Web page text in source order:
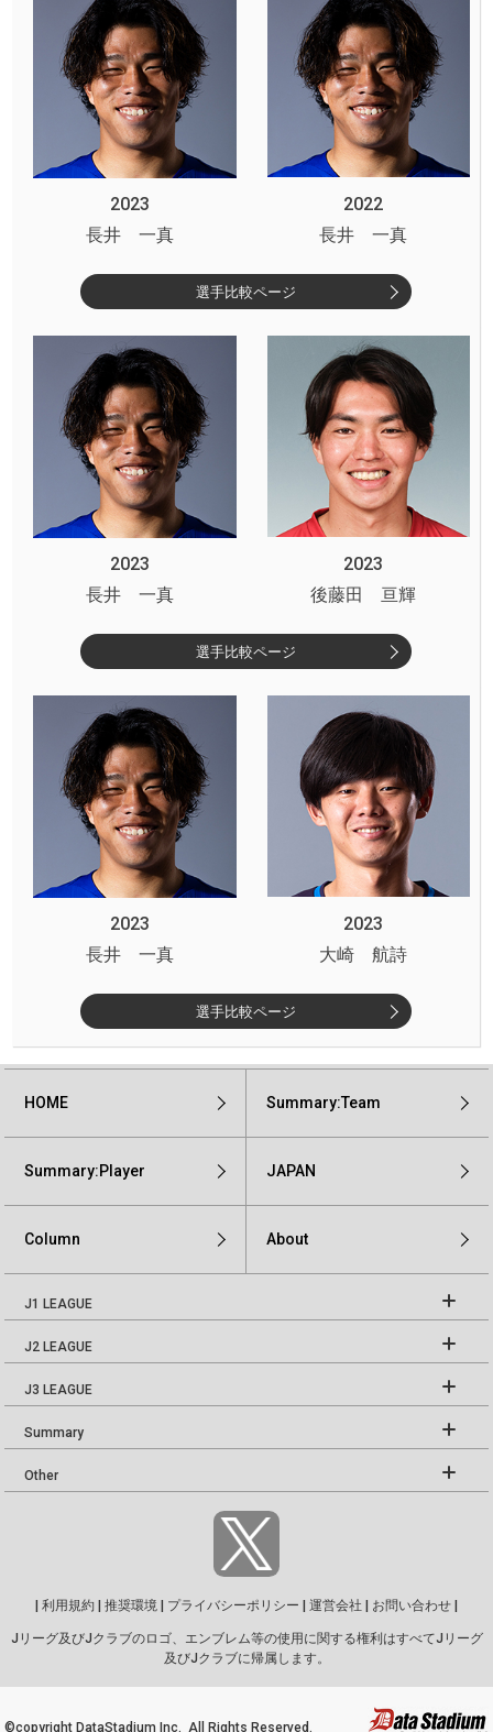
2023
2022
長井 一真
長井 一真
選手比較ページ
2023
2023
長井 一真
後藤田 亘輝
選手比較ページ
2023
2023
長井 一真
大崎 航詩
選手比較ページ
HOME Summary:Team
Summary:Player JAPAN
Column About
J1 LEAGUE
J2 LEAGUE
J3 LEAGUE
Summary
Other
利用規約 推奨環境 プライバシーポリシー 運営会社 お問い合わせ
Jリーグ及びJクラブのロゴ、エンブレム等の使用に関する権利はすべてJリーグ
及びJクラブに帰属します。
©copyright DataStadium Inc. All Rights Reserved.